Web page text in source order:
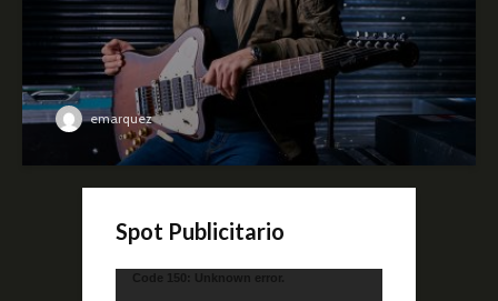
emarquez
Spot Publicitario
Reproductor
Code 150: Unknown error.